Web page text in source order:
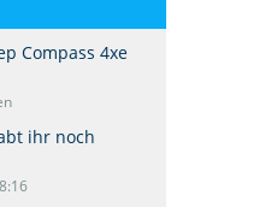
Compass 4xe
ihr noch